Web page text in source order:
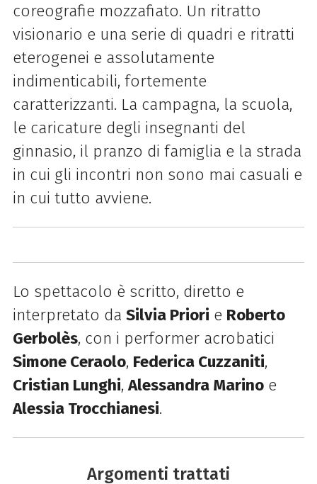
coreografie mozzafiato. Un ritratto
visionario e una serie di quadri e ritratti
eterogenei e assolutamente
indimenticabili, fortemente
caratterizzanti. La campagna, la scuola,
le caricature degli insegnanti del
ginnasio, il pranzo di famiglia e la strada
in cui gli incontri non sono mai casuali e
in cui tutto avviene.
Lo spettacolo è scritto, diretto e
interpretato da Silvia Priori e Roberto
Gerbolès, con i performer acrobatici
Simone Ceraolo, Federica Cuzzaniti,
Cristian Lunghi,Alessandra Marinoe
Alessia Trocchianesi.
Argomenti trattati